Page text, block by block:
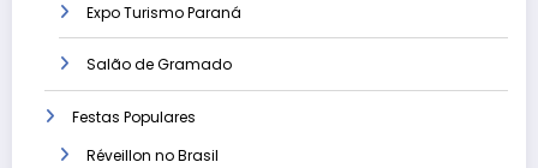
Expo Turismo Paraná
Salão de Gramado
Festas Populares
Réveillon no Brasil